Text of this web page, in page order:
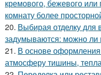
кремового, бежевого или
комнату более
20. Выбирая отделку для
задумываются: можно ли
21. В основе
атмосферу тишины,